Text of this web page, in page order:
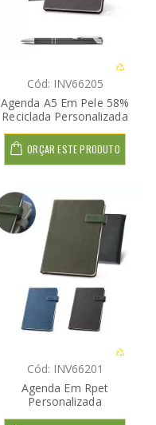
Cód: INV66205
Agenda A5 Em Pele 58%
Reciclada Personalizada
ORÇAR ESTE PRODUTO
Cód: INV66201
Agenda Em Rpet
Personalizada